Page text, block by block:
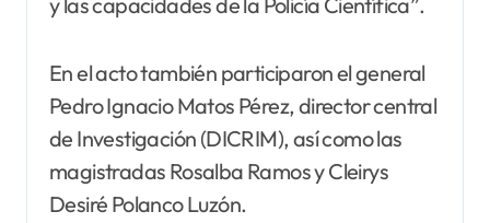
En el acto también participaron el general
Pedro Ignacio Matos Pérez, director central
de Investigación (DICRIM), así como las
magistradas Rosalba Ramos y Cleirys
Desiré Polanco Luzón.